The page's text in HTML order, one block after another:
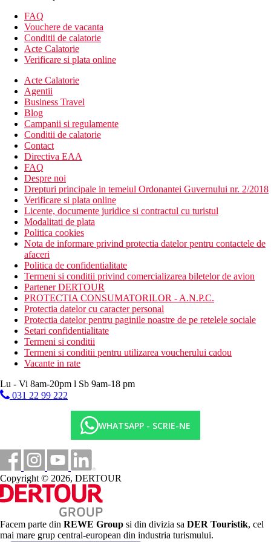
set pentru prepararea ceaiului si cafelei
Descrierea hotelului
Hotelul ofera:
piscina cu sezlonguri si umbrele
restaurant
bar de zi
Descrierea plajei
cea mai apropiata plaja 200 m
plaja nisipoasa
Activitati sportive contra cost
sporturi acvatice pe plaja
Mese
Demipensiune:
Mic dejun (8.00-10.00) si cina (19.00-21.00) bufet
Categoria oficiala
3 stele
Taxa turistica
Incepand cu 2025, in Grecia exista obligatia de a plati taxa
climatica in functie de categoria de hotel. Taxa nu este inclusa in
tariful ofertei si va fi achitata de catre client la receptia hotelului.
Noile taxe de statiune in Grecia sunt (Aprilie – Octombrie): 5.00
€. Tarifele afisate sunt pe camera/noapte.
Distanţe
5 km
Centrul orasului
Distanta de cel mai apropiat aeroport
50 m
Magazine
200 m
Distanta pana la plaja
Plaja
FAQ
Vouchere de vacanta
Conditii de calatorie
Acte Calatorie
Verificare si plata online
Acte Calatorie
Agentii
Business Travel
Blog
Campanii si regulamente
Conditii de calatorie
Contact
Directiva EAA
FAQ
Despre noi
Drepturi principale in temeiul Ordonantei Guvernului nr. 2/2018
Verificare si plata online
Licente, documente juridice si contractul cu turistul
Modalitati de plata
Politica cookies
Nota de informare privind protectia datelor pentru contactele de
afaceri
Politica de confidentialitate
Termeni si conditii privind comercializarea biletelor de avion
Partener DERTOUR
PROTECTIA CONSUMATORILOR - A.N.P.C.
Protectia datelor cu caracter personal
Protectia datelor pentru paginile noastre de pe retelele sociale
Setari confidentialitate
Termeni si conditii
Termeni si conditii pentru utilizarea voucherului cadou
Vacante in rate
Lu - Vi 8am-20pm l Sb 9am-18 pm
031 22 99 222
WHATSAPP - SCRIE-NE
Copyright © 2026, DERTOUR
Facem parte din REWE Group si din divizia sa DER Touristik, cel
mai mare grup central-european din industria turismului.